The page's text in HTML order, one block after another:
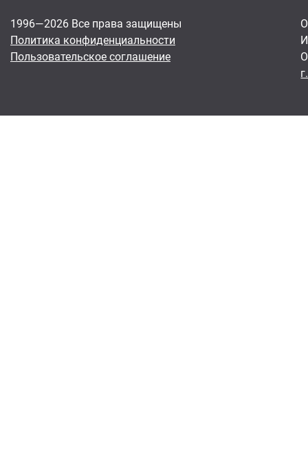
1996—2026 Все права защищены
Политика конфиденциальности
Пользовательское соглашение